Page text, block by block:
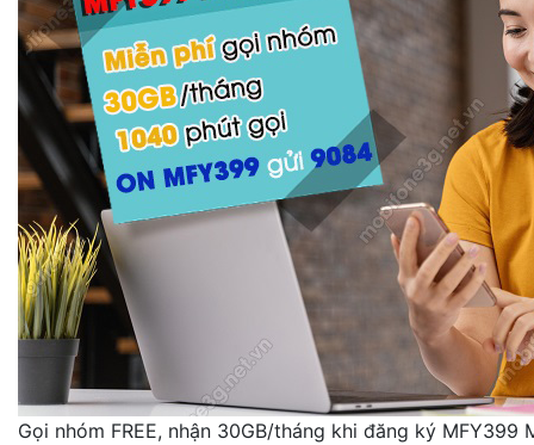
Gọi nhóm FREE, nhận 30GB/tháng khi đăng ký MFY399